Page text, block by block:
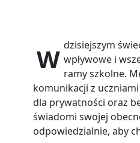
W dzisiejszym
wpływowe i
ramy szkolne.
komunikacji z
dla prywatności oraz
świadomi swojej
odpowiedzialnie, aby